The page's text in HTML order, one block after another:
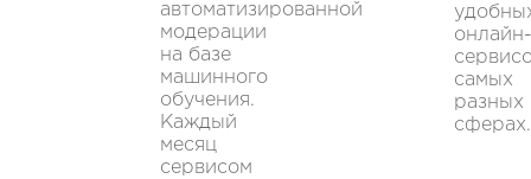
автоматизированной
модерации
на базе
машинного
обучения.
Каждый
месяц
сервисом
онлайн-
самых
разных
сферах.